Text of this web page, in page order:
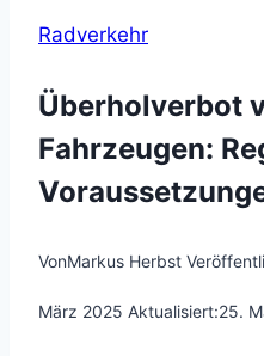
Radverkehr
Überholverbot
Fahrzeugen:
VonMarkus Herbst
März 2025 Aktualisiert:25.